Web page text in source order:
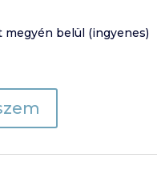
megyén belül (ingyenes)